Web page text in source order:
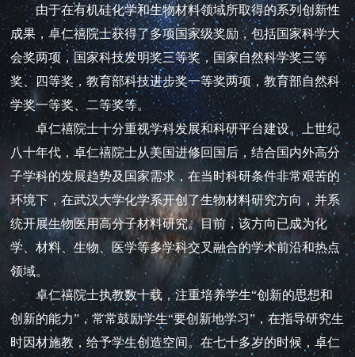
由于在有机硅化学和生物材料领域所取得的系列创新性
成果，卓仁禧院士获得了多项国家级奖励，包括国家科学大
会奖两项，国家科技发明奖三等奖，国家自然科学奖三等
奖、四等奖，教育部科技进步奖一等奖两项，教育部自然科
学奖一等奖、二等奖等。
卓仁禧院士十分重视学科发展和科研平台建设。上世纪
八十年代，卓仁禧院士从美国进修回国后，结合国内外高分
子学科的发展趋势及国家需求，在当时科研条件非常艰苦的
环境下，在武汉大学化学系开创了生物材料研究方向，并系
统开展生物医用高分子材料研究。目前，该方向已成为化
学、材料、生物、医学等多学科交叉融合的学术前沿和热点
领域。
卓仁禧院士执教数十载，注重培养学生“创新的思想和
创新的能力”，常常鼓励学生“要创新地学习”，在指导研究生
时因材施教，给予学生创造空间。在七十多岁的时候，卓仁